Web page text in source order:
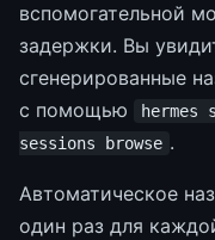
вспомогательной
задержки. Вы
сгенерированные
с помощью
sessions browse .
Автоматическое
один раз для